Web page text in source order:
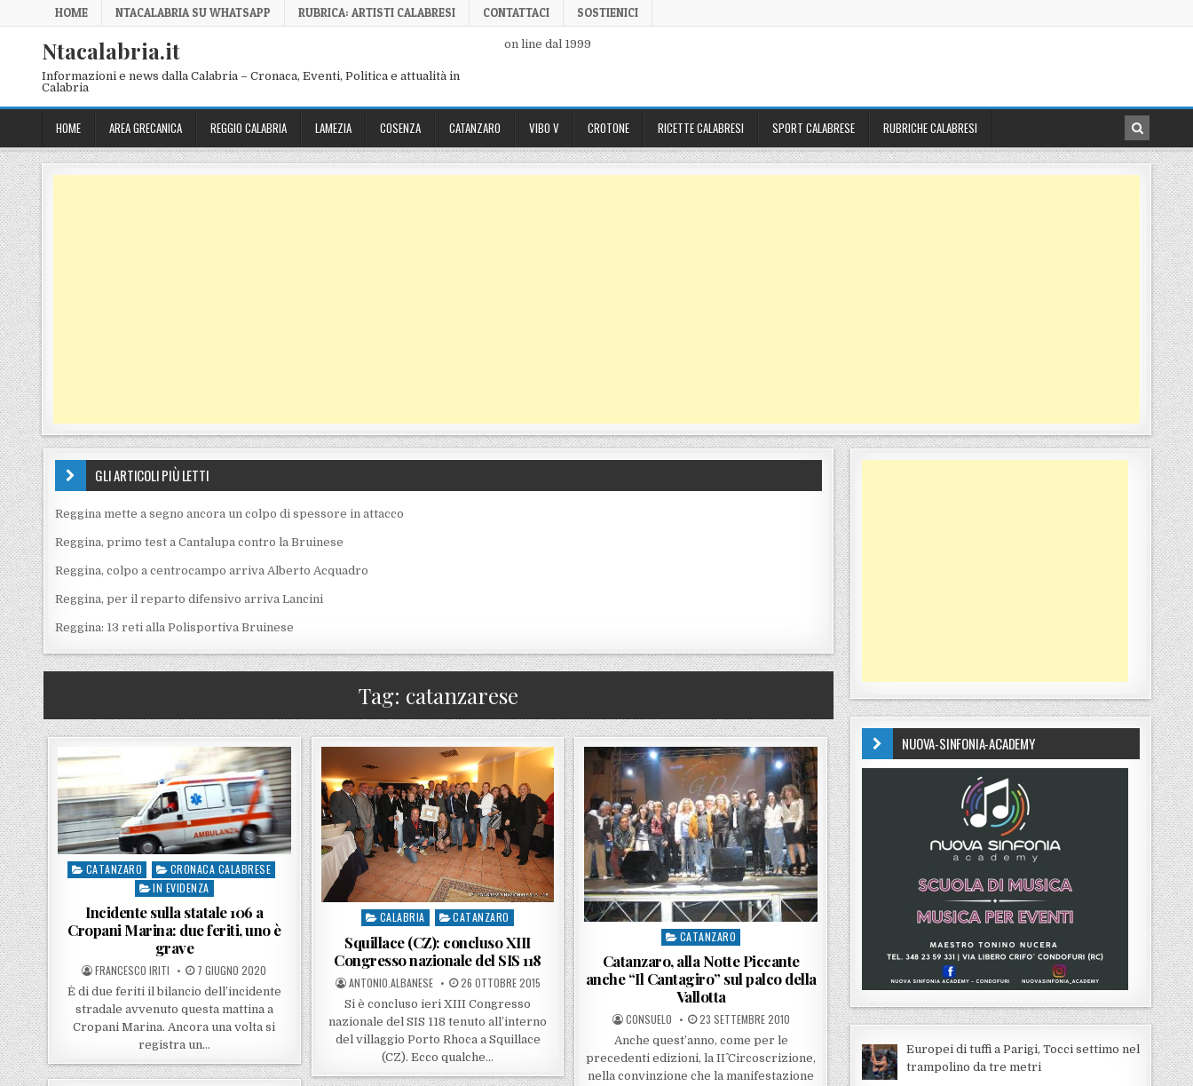
Skip to content
HOME NTACALABRIA SU WHATSAPP RUBRICA: ARTISTI CALABRESI CONTATTACI SOSTIENICI
Ntacalabria.it
Informazioni e news dalla Calabria – Cronaca, Eventi, Politica e attualità in
Calabria
on line dal 1999
HOME AREA GRECANICA REGGIO CALABRIA LAMEZIA COSENZA CATANZARO VIBO V CROTONE RICETTE CALABRESI SPORT CALABRESE RUBRICHE CALABRESI
GLI ARTICOLI PIÙ LETTI
Reggina mette a segno ancora un colpo di spessore in attacco
Reggina, primo test a Cantalupa contro la Bruinese
Reggina, colpo a centrocampo arriva Alberto Acquadro
Reggina, per il reparto difensivo arriva Lancini
Reggina: 13 reti alla Polisportiva Bruinese
Tag: catanzarese
Posted in
CATANZARO
CRONACA CALABRESE
IN EVIDENZA
Incidente sulla statale 106 a
Cropani Marina: due feriti, uno è
grave
POSTED BY
FRANCESCO IRITI POSTED ON
7 GIUGNO 2020
È di due feriti il bilancio dell’incidente
stradale avvenuto questa mattina a
Cropani Marina. Ancora una volta si
registra un…
Posted in
CALABRIA CATANZARO
Squillace (CZ): concluso XIII
Congresso nazionale del SIS 118
POSTED BY
ANTONIO.ALBANESE POSTED ON
26 OTTOBRE 2015
Si è concluso ieri XIII Congresso
nazionale del SIS 118 tenuto all’interno
del villaggio Porto Rhoca a Squillace
(CZ). Ecco qualche…
Posted in
CATANZARO
Catanzaro, alla Notte Piccante
anche “Il Cantagiro” sul palco della
Vallotta
POSTED BY
CONSUELO POSTED ON
23 SETTEMBRE 2010
Anche quest’anno, come per le
precedenti edizioni, la II^ Circoscrizione,
nella convinzione che la manifestazione
NUOVA-SINFONIA-ACADEMY
Europei di tuffi a Parigi, Tocci settimo nel
trampolino da tre metri